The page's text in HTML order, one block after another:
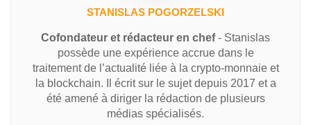
STANISLAS POGORZELSKI
Cofondateur et rédacteur en chef- Stanislas
possède une expérience accrue dans le
traitement de l’actualité liée à la crypto-monnaie et
la blockchain. Il écrit sur le sujet depuis 2017 et a
été amené à diriger la rédaction de plusieurs
médias spécialisés.